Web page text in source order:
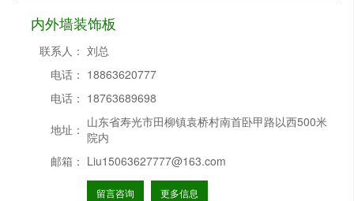
内外墙装饰板
联系人： 刘总
电话： 18863620777
电话： 18763689698
地址： 山东省寿光市田柳镇袁桥村南首卧甲路以西500米
院内
邮箱： Liu15063627777@163.com
留言咨询 更多信息